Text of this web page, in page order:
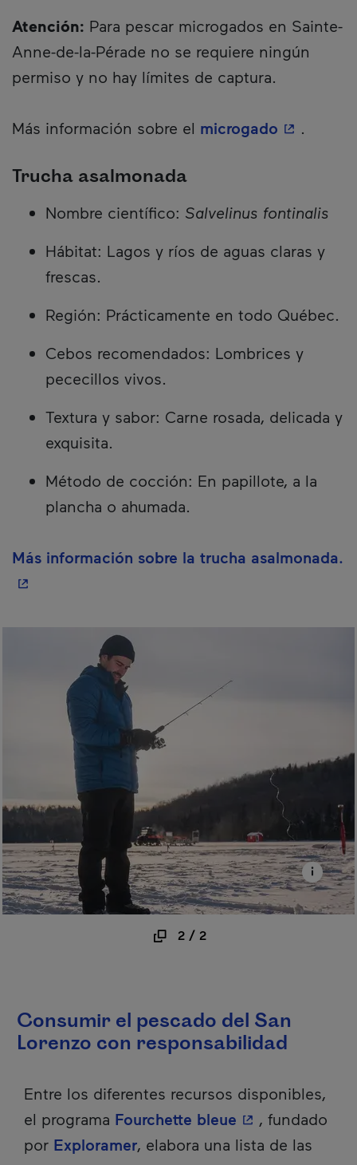
Atención: Para pescar microgados en Sainte-
Anne-de-la-Pérade no se requiere ningún
permiso y no hay límites de captura.
Más información sobre el microgado - Este
.
Trucha asalmonada
Nombre científico: Salvelinus fontinalis
Hábitat: Lagos y ríos de aguas claras y
frescas.
Región: Prácticamente en todo Québec.
Cebos recomendados: Lombrices y
pececillos vivos.
Textura y sabor: Carne rosada, delicada y
exquisita.
Método de cocción: En papillote, a la
plancha o ahumada.
Más información sobre la trucha asalmonada.
2/ 2
Consumir el pescado del San
Lorenzo con responsabilidad
Entre los diferentes recursos disponibles,
el programa Fourchette bleue - Este
, fundado
por Exploramer, elabora una lista de las